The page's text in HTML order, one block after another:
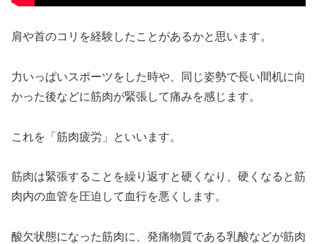
肩や首のコリを経験したことがあるかと思います。
力いっぱいスポーツをした時や、同じ姿勢で長い間机に向
かった後などに筋肉が緊張して痛みを感じます。
これを「筋肉疲労」といいます。
筋肉は緊張することを繰り返すと硬くなり、硬くなると筋
肉内の血管を圧迫して血行を悪くします。
酸欠状態になった筋肉に、発痛物質である乳酸などが筋肉